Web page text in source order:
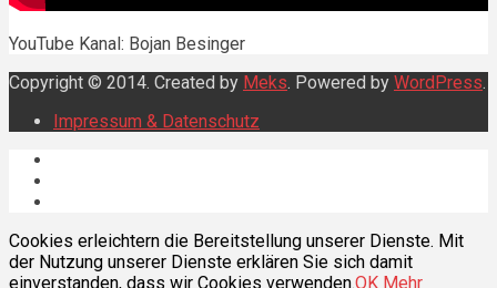
YouTube Kanal: Bojan Besinger
Copyright © 2014. Created by Meks. Powered by WordPress.
Impressum & Datenschutz
Cookies erleichtern die Bereitstellung unserer Dienste. Mit
der Nutzung unserer Dienste erklären Sie sich damit
einverstanden, dass wir Cookies verwenden.OK Mehr